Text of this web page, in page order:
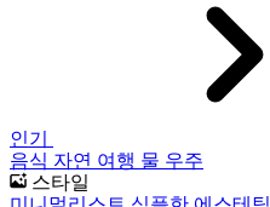
인기
음식 자연 여행 물 우주
스타일